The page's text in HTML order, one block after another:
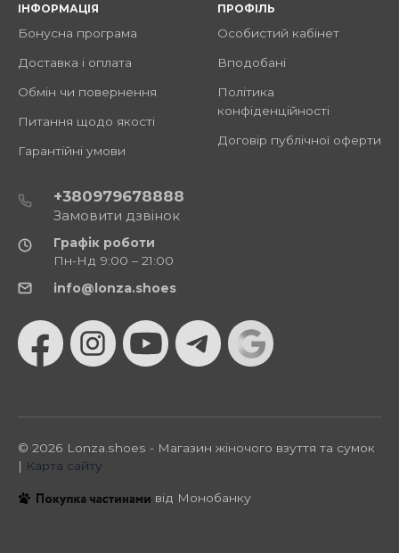
ІНФОРМАЦІЯ
Бонусна програма
Доставка і оплата
Обмін чи повернення
Питання щодо якості
Гарантійні умови
ПРОФІЛЬ
Особистий кабінет
Вподобані
Політика
конфіденційності
Договір публічної оферти
+380979678888
Замовити дзвінок
Графік роботи
Пн-Нд 9:00 – 21:00
info@lonza.shoes
© 2026 Lonza.shoes - Магазин жіночого взуття та сумок
| Карта сайту
від Монобанку